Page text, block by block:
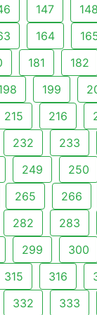
147 148
164
181 182
199
215 216
232 233
249 250
265 266
282 283
299 300
315 316
332 333